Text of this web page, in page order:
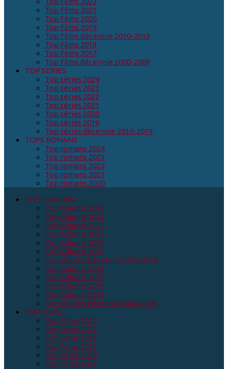
Top Films 2021
Top Films 2020
Top Films 2019
Top Films décennie 2010-2019
Top Films 2018
Top Films 2017
Top Films décennie 2000-2009
TOP SERIES
Top séries 2024
Top séries 2023
Top séries 2022
Top séries 2021
Top séries 2020
Top séries 2019
Top séries décennie 2010-2019
TOPS ROMANS
Top romans 2024
Top romans 2023
Top romans 2022
Top romans 2021
Top romans 2020
TOPS ALBUMS
Top Albums 2024
Top Albums 2023
Top Albums 2022
Top Albums 2021
Top Albums 2020
Top Albums 2019
Top albums Décennie 2010-2019
Top Albums 2018
Top Albums 2017
Top Albums 2016
Top Albums 2015
Top albums décennie 2000-2009
TOP FILMS
Top Films 2024
Top Films 2023
Top Films 2022
Top Films 2021
Top Films 2020
Top Films 2019